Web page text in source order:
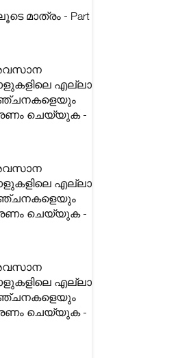
മാത്രം - Part
എല്ലാ
ചെയ്യുക -
എല്ലാ
ചെയ്യുക -
എല്ലാ
ചെയ്യുക -